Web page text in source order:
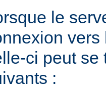
le
ci peut se
: